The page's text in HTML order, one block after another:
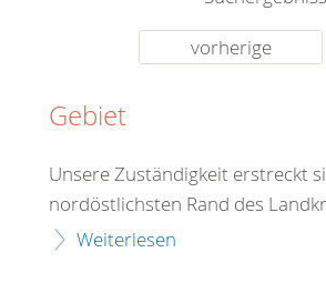
rund um die Uhr
vorherige
Gebiet
Unsere Zuständigkeit erstreckt
nordöstlichsten Rand des
Weiterlesen